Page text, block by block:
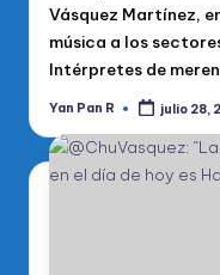
Vásquez Martínez,
música a los
Intérpretes de
Publicado
Yan Pan R julio 28,